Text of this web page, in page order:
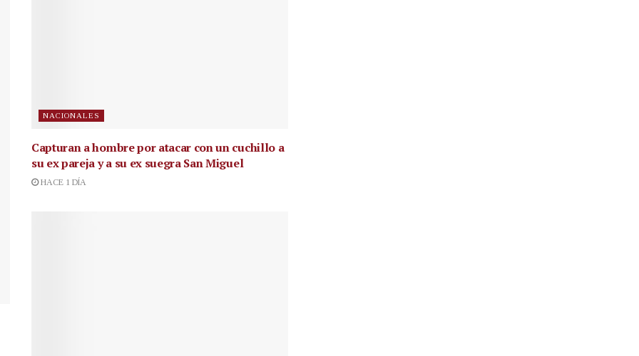
NACIONALES
Capturan a hombre por atacar con un cuchillo a
su ex pareja y a su ex suegra San Miguel
HACE 1 DÍA